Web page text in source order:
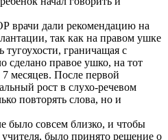
дали рекомендацию на
так как на правом ушке
тугоухости, граничащая с
сделано правое ушко, на тот
месяцев. После первой
рост в слухо-речевом
повторять слова, но и
было совсем близко, и чтобы
было принято решение о